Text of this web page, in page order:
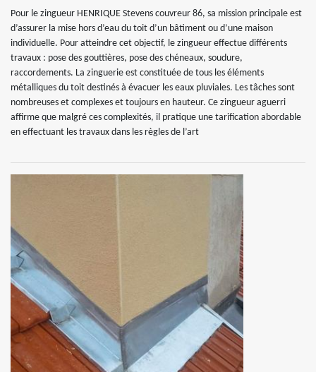
Pour le zingueur HENRIQUE Stevens couvreur 86, sa mission principale est
d’assurer la mise hors d’eau du toit d’un bâtiment ou d’une maison
individuelle. Pour atteindre cet objectif, le zingueur effectue différents
travaux : pose des gouttières, pose des chéneaux, soudure,
raccordements. La zinguerie est constituée de tous les éléments
métalliques du toit destinés à évacuer les eaux pluviales. Les tâches sont
nombreuses et complexes et toujours en hauteur. Ce zingueur aguerri
affirme que malgré ces complexités, il pratique une tarification abordable
en effectuant les travaux dans les règles de l’art